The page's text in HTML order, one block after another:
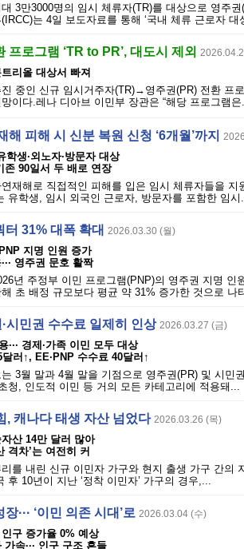
3만3000명의 임시 체류자(TR)를 대상으로 영주
는 4일 보도자료를 통해 ‘국내 체류 근로자 대
프로그램 ‘TR to PR’, 대도시 제외
트리올 대상서 빠져
중인 신규 임시거주자(TR)→영주권(PR) 전환 프
이다.레나 디아브 이민부 장관은 “해당 프로그램은
해 피해 시 신분 복원 신청 ‘6개월’까지
학생·외노자·방문자 대상
존 90일서 두 배로 연장
재해로 직접적인 피해를 입은 임시 체류자들을
유학생, 임시 외국인 근로자, 방문자를 포함한 임시
터 31% 대폭 확대 2026.03.30 (월)
지명 인원 증가
영주권 문호 활짝
년 주정부 이민 프로그램(PNP)의 영주권 지명 인
초 배정 규모보다 평균 약 31% 증가한 것으로 나
시민권 수수료 일제히 인상 2026.03.27 (금)
··· 경제·가족 이민 모두 대상
러↑, EE·PNP 수수료 40달러↑
3월 말과 4월 말을 기점으로 영주권(PR) 및 시민
청, 인도적 이민 등 거의 모든 카테고리에 적용돼...
, 캐나다 태생 자산 넘었다 2026.03.26 (목)
산 14만 달러 많아
격차’는 여전히 커
를 내린 신규 이민자 가구와 현지 출생 가구 간의
후 10년이 지난 ‘정착 이민자’ 가구의 경우,...
··· ‘이민 의존 시대’로 2026.03.04 (수)
구 증가율 0% 예상
속··· 인구 구조 흔들